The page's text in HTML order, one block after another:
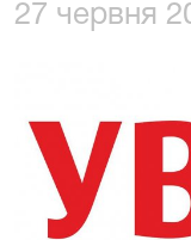
27 червня